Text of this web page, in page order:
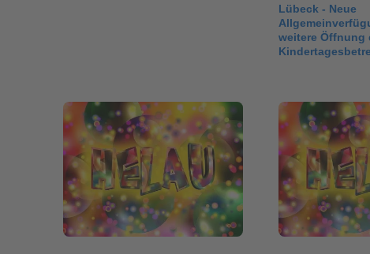
Lübeck - Neue
weitere Öffnung